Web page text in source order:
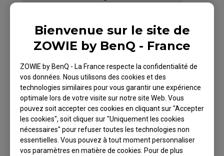
Bienvenue sur le site de
ZOWIE by BenQ - France
ZOWIE by BenQ - La France respecte la confidentialité de
vos données. Nous utilisons des cookies et des
technologies similaires pour vous garantir une expérience
optimale lors de votre visite sur notre site Web. Vous
pouvez soit accepter ces cookies en cliquant sur "Accepter
les cookies", soit cliquer sur "Uniquement les cookies
nécessaires" pour refuser toutes les technologies non
essentielles. Vous pouvez à tout moment personnaliser
vos paramètres en matière de cookies. Pour de plus
ZOWIE CAMADE II
DIVINA PINK Mouse
Cable Management
Device for Esports